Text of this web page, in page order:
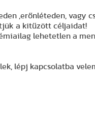
,erőnléteden, vagy
a kitűzött céljaidat!
lehetetlen a
lépj kapcsolatba